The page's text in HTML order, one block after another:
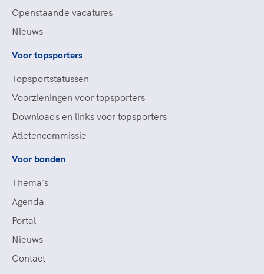
Openstaande vacatures
Nieuws
Voor topsporters
Topsportstatussen
Voorzieningen voor topsporters
Downloads en links voor topsporters
Atletencommissie
Voor bonden
Thema's
Agenda
Portal
Nieuws
Contact